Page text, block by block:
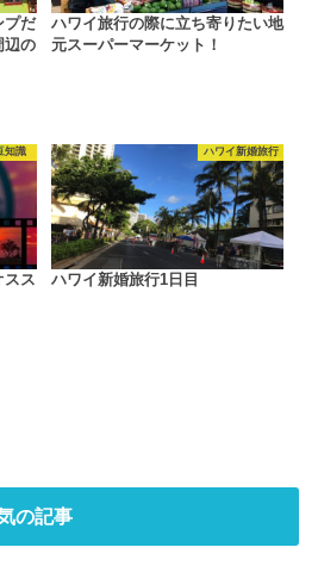
プだ
辺の
ハワイ旅行の際に立ち寄りたい地
元スーパーマーケット！
知識
スス
ハワイ新婚旅行
ハワイ新婚旅行1日目
の記事